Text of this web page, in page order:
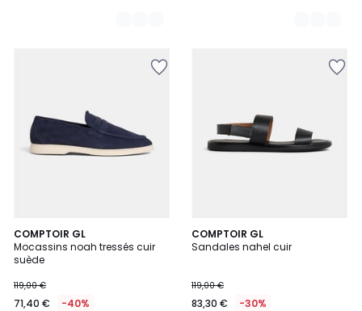
COMPTOIR GL
Mocassins noah tressés cuir
suède
119,00 €
71,40 € -40%
COMPTOIR GL
Sandales nahel cuir
119,00 €
83,30 € -30%